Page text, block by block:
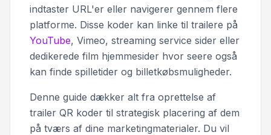
indtaster URL'er eller navigerer gennem flere
platforme. Disse koder kan linke til trailere på
YouTube, Vimeo, streaming service sider eller
dedikerede film hjemmesider hvor seere også
kan finde spilletider og billetkøbsmuligheder.
Denne guide dækker alt fra oprettelse af
trailer QR koder til strategisk placering af dem
på tværs af dine marketingmaterialer. Du vil